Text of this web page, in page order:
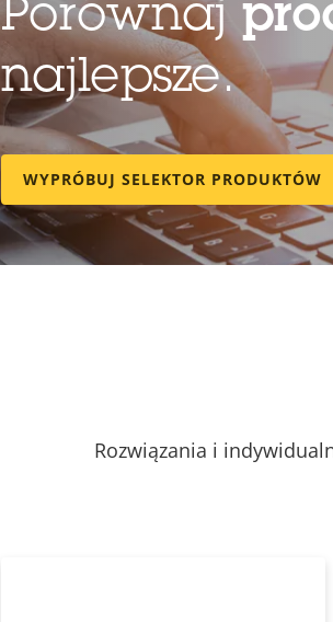
Porównaj
najlepsze.
WYPRÓBUJ SELEKTOR PRODUKTÓW
Rozwiązania i